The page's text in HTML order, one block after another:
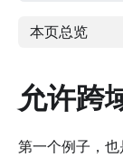
本页总览
允许跨
第一个例子，也